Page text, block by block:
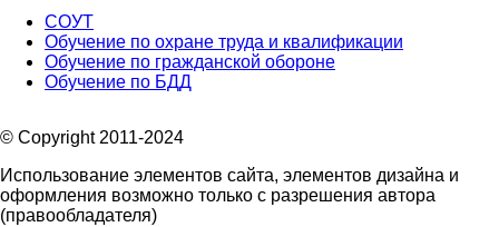
СОУТ
Обучение по охране труда и квалификации
Обучение по гражданской обороне
Обучение по БДД
© Copyright 2011-2024
Использование элементов сайта, элементов дизайна и
оформления возможно только с разрешения автора
(правообладателя)